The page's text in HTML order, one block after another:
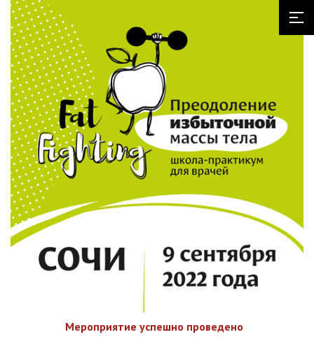
Мероприятие успешно проведено